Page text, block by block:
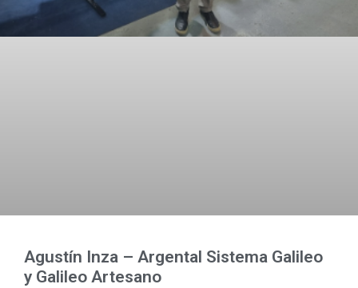
Agustín Inza – Argental Sistema Galileo
y Galileo Artesano